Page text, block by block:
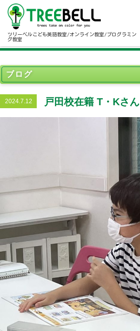
ツリーベルこども英語教室/オンライン教室/プログラミン
グ教室
ブログ
2024.7.12 戸田校在籍 T・Kさん